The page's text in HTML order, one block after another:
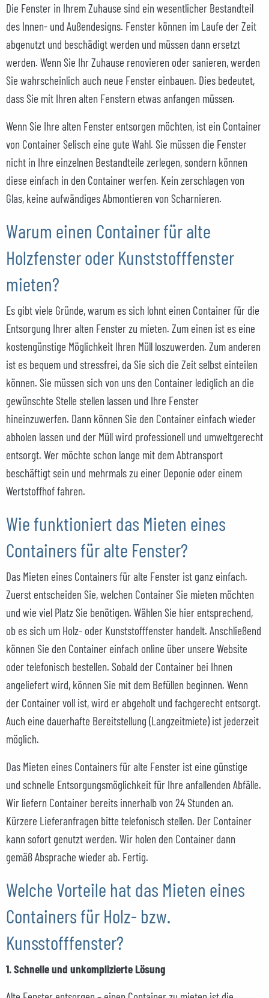
Die Fenster in Ihrem Zuhause sind ein wesentlicher Bestandteil
des Innen- und Außendesigns. Fenster können im Laufe der Zeit
abgenutzt und beschädigt werden und müssen dann ersetzt
werden. Wenn Sie Ihr Zuhause renovieren oder sanieren, werden
Sie wahrscheinlich auch neue Fenster einbauen. Dies bedeutet,
dass Sie mit Ihren alten Fenstern etwas anfangen müssen.
Wenn Sie Ihre alten Fenster entsorgen möchten, ist ein Container
von Container Selisch eine gute Wahl. Sie müssen die Fenster
nicht in Ihre einzelnen Bestandteile zerlegen, sondern können
diese einfach in den Container werfen. Kein zerschlagen von
Glas, keine aufwändiges Abmontieren von Scharnieren.
Warum einen Container für alte
Holzfenster oder Kunststofffenster
mieten?
Es gibt viele Gründe, warum es sich lohnt einen Container für die
Entsorgung Ihrer alten Fenster zu mieten. Zum einen ist es eine
kostengünstige Möglichkeit Ihren Müll loszuwerden. Zum anderen
ist es bequem und stressfrei, da Sie sich die Zeit selbst einteilen
können. Sie müssen sich von uns den Container lediglich an die
gewünschte Stelle stellen lassen und Ihre Fenster
hineinzuwerfen. Dann können Sie den Container einfach wieder
abholen lassen und der Müll wird professionell und umweltgerecht
entsorgt. Wer möchte schon lange mit dem Abtransport
beschäftigt sein und mehrmals zu einer Deponie oder einem
Wertstoffhof fahren.
Wie funktioniert das Mieten eines
Containers für alte Fenster?
Das Mieten eines Containers für alte Fenster ist ganz einfach.
Zuerst entscheiden Sie, welchen Container Sie mieten möchten
und wie viel Platz Sie benötigen. Wählen Sie hier entsprechend,
ob es sich um Holz- oder Kunststofffenster handelt. Anschließend
können Sie den Container einfach online über unsere Website
oder telefonisch bestellen. Sobald der Container bei Ihnen
angeliefert wird, können Sie mit dem Befüllen beginnen. Wenn
der Container voll ist, wird er abgeholt und fachgerecht entsorgt.
Auch eine dauerhafte Bereitstellung (Langzeitmiete) ist jederzeit
möglich.
Das Mieten eines Containers für alte Fenster ist eine günstige
und schnelle Entsorgungsmöglichkeit für Ihre anfallenden Abfälle.
Wir liefern Container bereits innerhalb von 24 Stunden an.
Kürzere Lieferanfragen bitte telefonisch stellen. Der Container
kann sofort genutzt werden. Wir holen den Container dann
gemäß Absprache wieder ab. Fertig.
Welche Vorteile hat das Mieten eines
Containers für Holz- bzw.
Kunsstofffenster?
1. Schnelle und unkomplizierte Lösung